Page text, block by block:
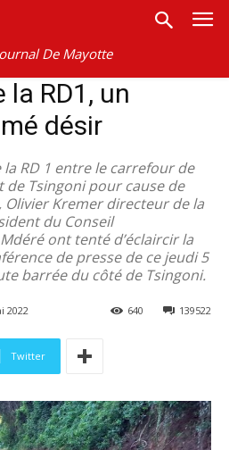
De Mayotte
la RD1, un
désir
RD 1 entre le carrefour de
Tsingoni pour cause de
Kremer directeur de la
du Conseil
ont tenté d’éclaircir la
de presse de ce jeudi 5
barrée du côté de Tsingoni.
2022 139522
640
Twitter